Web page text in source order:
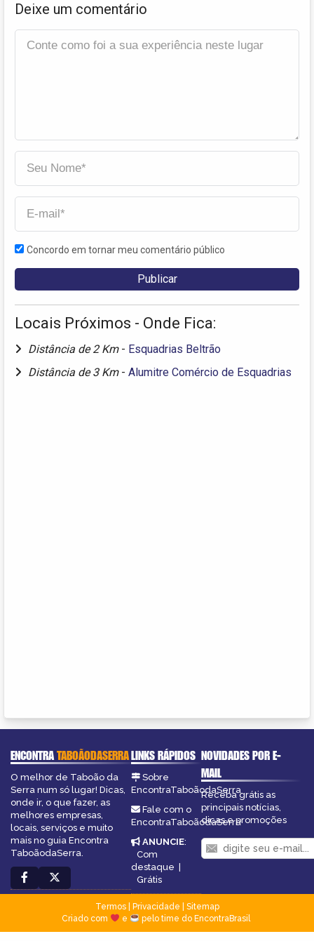
Deixe um comentário
Concordo em tornar meu comentário público
Locais Próximos - Onde Fica:
Distância de 2 Km - Esquadrias Beltrão
Distância de 3 Km - Alumitre Comércio de Esquadrias
ENCONTRATABOÃODASERRA
O melhor de Taboão da
Serra num só lugar! Dicas,
onde ir, o que fazer, as
melhores empresas,
locais, serviços e muito
mais no guia Encontra
TaboãodaSerra.
LINKS RÁPIDOS
Sobre
EncontraTaboãodaSerra
Fale com o
EncontraTaboãodaSerra
ANUNCIE:
Com
destaque |
Grátis
NOVIDADES POR E-
MAIL
Receba grátis as
principais notícias,
dicas e promoções
Termos| Privacidade
Sitemap
Criado com
e pelo time do EncontraBrasil